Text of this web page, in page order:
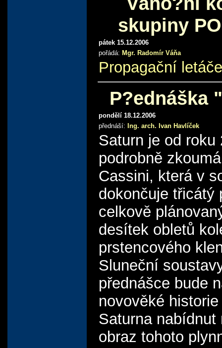
skupiny
pátek 15.12.2006
pořádá: Mgr. Radomír Váňa
Propagační
P?ednáška
pondělí 18.12.2006
přednáší: Ing. arch. Ivan Havlíček
Saturn je od roku
podrobně
Cassini, která v
dokončuje třicátý
celkově
desítek obletů
prstencového
Sluneční
přednášce bude
novověké
Saturna nabídnut
obraz tohoto